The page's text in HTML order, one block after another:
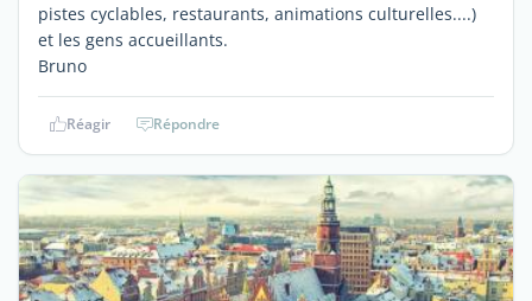
pistes cyclables, restaurants, animations culturelles....)
et les gens accueillants.
Bruno
Réagir Répondre